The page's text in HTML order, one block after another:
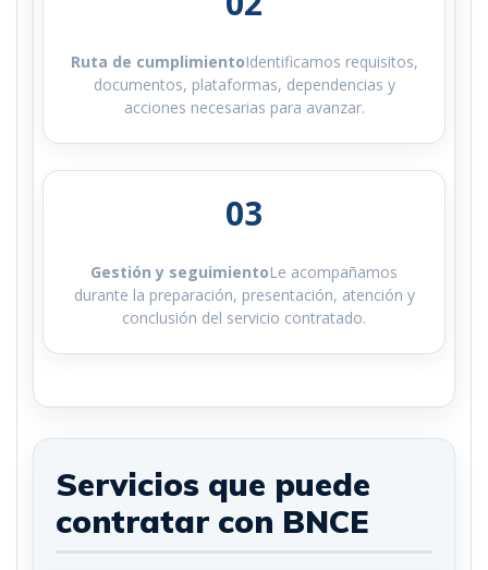
Ruta de cumplimientoIdentificamos requisitos,
documentos, plataformas, dependencias y
acciones necesarias para avanzar.
03
Gestión y seguimientoLe acompañamos
durante la preparación, presentación, atención y
conclusión del servicio contratado.
Servicios que puede
contratar con BNCE